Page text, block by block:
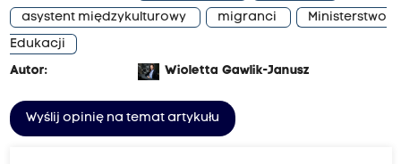
asystent międzykulturowy
migranci
Ministerstwo
Edukacji
Autor:
Wioletta Gawlik-Janusz
Wyślij opinię na temat artykułu